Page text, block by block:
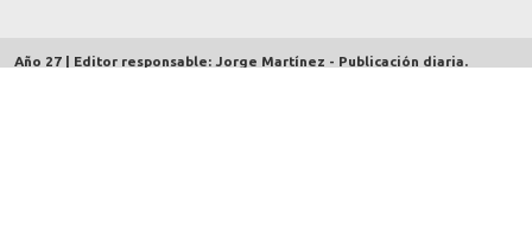
Año 27 | Editor responsable: Jorge Martínez - Publicación diaria.